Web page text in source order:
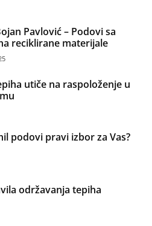
Pavlović – Podovi sa
reciklirane materijale
utiče na raspoloženje u
podovi pravi izbor za Vas?
održavanja tepiha